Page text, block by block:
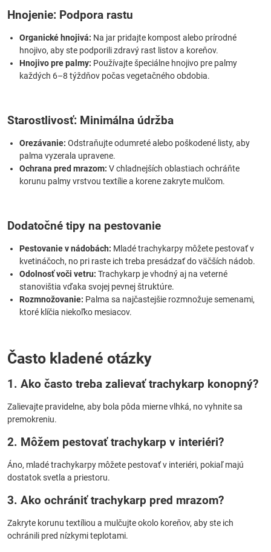
Hnojenie: Podpora rastu
Organické hnojivá: Na jar pridajte kompost alebo prírodné
hnojivo, aby ste podporili zdravý rast listov a koreňov.
Hnojivo pre palmy: Používajte špeciálne hnojivo pre palmy
každých 6–8 týždňov počas vegetačného obdobia.
Starostlivosť: Minimálna údržba
Orezávanie: Odstraňujte odumreté alebo poškodené listy, aby
palma vyzerala upravene.
Ochrana pred mrazom: V chladnejších oblastiach ochráňte
korunu palmy vrstvou textílie a korene zakryte mulčom.
Dodatočné tipy na pestovanie
Pestovanie v nádobách: Mladé trachykarpy môžete pestovať v
kvetináčoch, no pri raste ich treba presádzať do väčších nádob.
Odolnosť voči vetru: Trachykarp je vhodný aj na veterné
stanovištia vďaka svojej pevnej štruktúre.
Rozmnožovanie: Palma sa najčastejšie rozmnožuje semenami,
ktoré klíčia niekoľko mesiacov.
Často kladené otázky
1. Ako často treba zalievať trachykarp konopný?
Zalievajte pravidelne, aby bola pôda mierne vlhká, no vyhnite sa
premokreniu.
2. Môžem pestovať trachykarp v interiéri?
Áno, mladé trachykarpy môžete pestovať v interiéri, pokiaľ majú
dostatok svetla a priestoru.
3. Ako ochrániť trachykarp pred mrazom?
Zakryte korunu textíliou a mulčujte okolo koreňov, aby ste ich
ochránili pred nízkymi teplotami.